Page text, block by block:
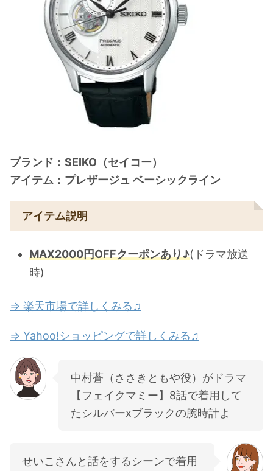
ブランド：SEIKO（セイコー）
アイテム：プレザージュ ベーシックライン
アイテム説明
MAX2000円OFFクーポンあり♪(ドラマ放送
時)
⇒ 楽天市場で詳しくみる♫
⇒ Yahoo!ショッピングで詳しくみる♫
中村蒼（ささきともや役）がドラマ
【フェイクマミー】8話で着用して
たシルバーxブラックの腕時計よ
せいこさんと話をするシーンで着用